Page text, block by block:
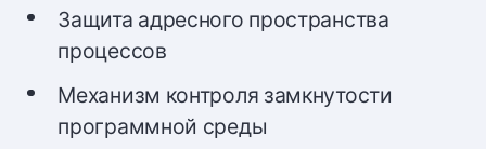
Защита адресного пространства
процессов
Механизм контроля замкнутости
программной среды